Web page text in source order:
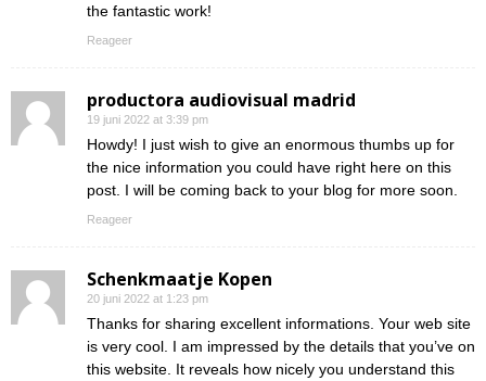
the fantastic work!
Reageer
productora audiovisual madrid
19 juni 2022 at 3:39 pm
Howdy! I just wish to give an enormous thumbs up for
the nice information you could have right here on this
post. I will be coming back to your blog for more soon.
Reageer
Schenkmaatje Kopen
20 juni 2022 at 1:23 pm
Thanks for sharing excellent informations. Your web site
is very cool. I am impressed by the details that you’ve on
this website. It reveals how nicely you understand this